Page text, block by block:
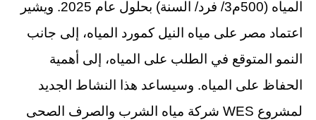
المياه (500م3/ فرد/ السنة) بحلول عام 2025. ويشير
اعتماد مصر على مياه النيل كمورد المياه، إلى جانب
النمو المتوقع في الطلب على المياه، إلى أهمية
الحفاظ على المياه. وسيساعد هذا النشاط الجديد
لمشروع WES شركة مياه الشرب والصرف الصحى